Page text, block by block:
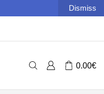
Dismiss
0.00€